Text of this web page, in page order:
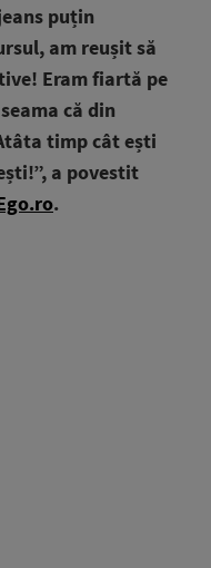
puțin
am reușit să
Eram fiartă pe
că din
timp cât ești
a povestit
.